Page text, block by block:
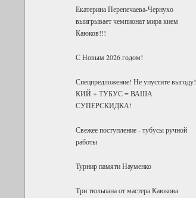
Екатерина Перепечаева-Чернухо
выигрывает чемпионат мира кием
Каюков!!!
С Новым 2026 годом!
Спецпредложение! Не упустите выгоду!
КИЙ + ТУБУС = ВАША
СУПЕРСКИДКА!
Свежее поступление - тубусы ручной
работы
Турнир памяти Науменко
Три тюльпана от мастера Каюкова